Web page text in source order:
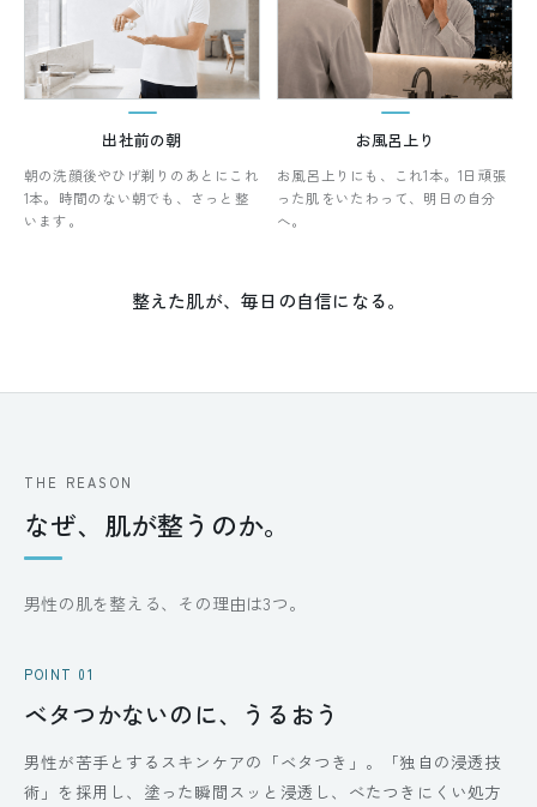
出社前の朝
朝の洗顔後やひげ剃りのあとにこれ
1本。時間のない朝でも、さっと整
います。
お風呂上り
お風呂上りにも、これ1本。1日頑張
った肌をいたわって、明日の自分
へ。
整えた肌が、毎日の自信になる。
THE REASON
なぜ、肌が整うのか。
男性の肌を整える、その理由は3つ。
POINT 01
ベタつかないのに、うるおう
男性が苦手とするスキンケアの「ベタつき」。「独自の浸透技
術」を採用し、塗った瞬間スッと浸透し、べたつきにくい処方